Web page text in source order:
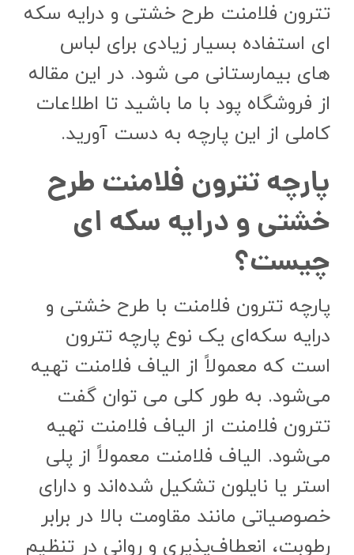
تترون فلامنت طرح خشتی و درایه سکه
ای استفاده بسیار زیادی برای لباس
های بیمارستانی می شود. در این مقاله
از فروشگاه پود با ما باشید تا اطلاعات
کاملی از این پارچه به دست آورید.
پارچه تترون فلامنت طرح
خشتی و درایه سکه ای
چیست؟
پارچه تترون فلامنت با طرح خشتی و
درایه سکه‌ای یک نوع پارچه تترون
است که معمولاً از الیاف فلامنت تهیه
می‌شود. به طور کلی می توان گفت
تترون فلامنت از الیاف فلامنت تهیه
می‌شود. الیاف فلامنت معمولاً از پلی
استر یا نایلون تشکیل شده‌اند و دارای
خصوصیاتی مانند مقاومت بالا در برابر
رطوبت، انعطاف‌پذیری و روانی در تنظیم